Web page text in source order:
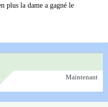
plus la dame a gagné le
Maintenant